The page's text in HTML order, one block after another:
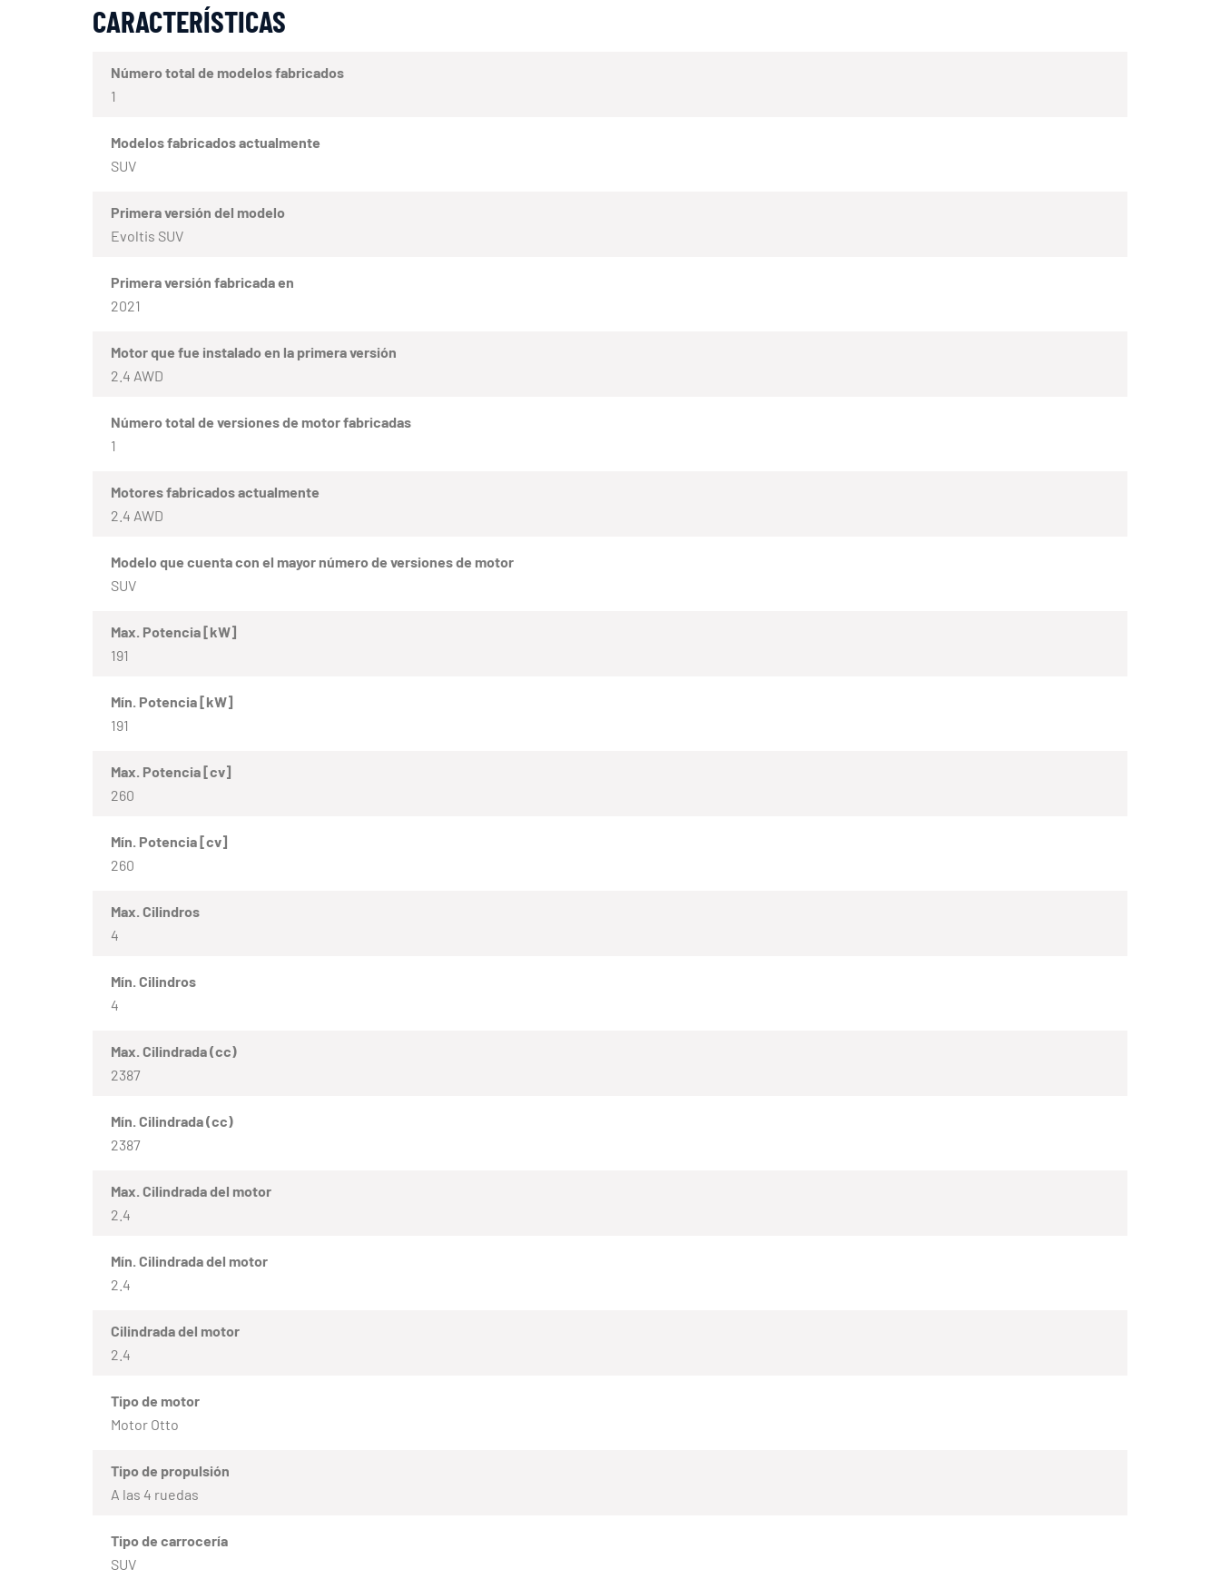
CARACTERÍSTICAS
Número total de modelos fabricados
1
Modelos fabricados actualmente
SUV
Primera versión del modelo
Evoltis SUV
Primera versión fabricada en
2021
Motor que fue instalado en la primera versión
2.4 AWD
Número total de versiones de motor fabricadas
1
Motores fabricados actualmente
2.4 AWD
Modelo que cuenta con el mayor número de versiones de motor
SUV
Max. Potencia [kW]
191
Mín. Potencia [kW]
191
Max. Potencia [cv]
260
Mín. Potencia [cv]
260
Max. Cilindros
4
Mín. Cilindros
4
Max. Cilindrada (cc)
2387
Mín. Cilindrada (cc)
2387
Max. Cilindrada del motor
2.4
Mín. Cilindrada del motor
2.4
Cilindrada del motor
2.4
Tipo de motor
Motor Otto
Tipo de propulsión
A las 4 ruedas
Tipo de carrocería
SUV